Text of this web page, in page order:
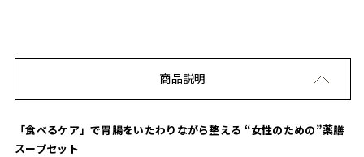
商品説明
「食べるケア」で胃腸をいたわりながら整える “女性のための”薬膳
スープセット